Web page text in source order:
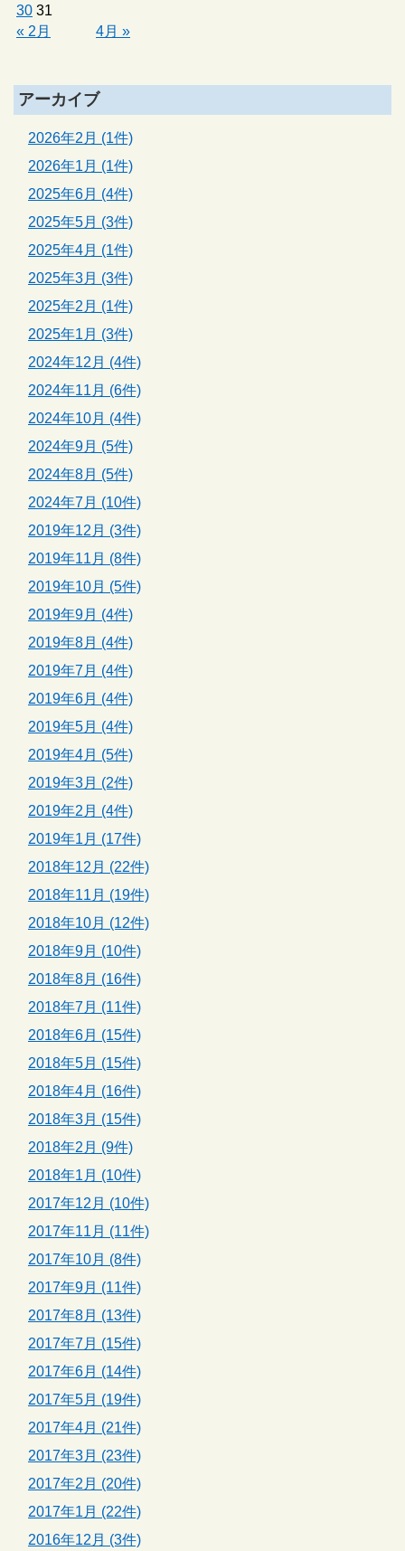
« 2月 4月 »
30 31
アーカイブ
2026年2月 (1件)
2026年1月 (1件)
2025年6月 (4件)
2025年5月 (3件)
2025年4月 (1件)
2025年3月 (3件)
2025年2月 (1件)
2025年1月 (3件)
2024年12月 (4件)
2024年11月 (6件)
2024年10月 (4件)
2024年9月 (5件)
2024年8月 (5件)
2024年7月 (10件)
2019年12月 (3件)
2019年11月 (8件)
2019年10月 (5件)
2019年9月 (4件)
2019年8月 (4件)
2019年7月 (4件)
2019年6月 (4件)
2019年5月 (4件)
2019年4月 (5件)
2019年3月 (2件)
2019年2月 (4件)
2019年1月 (17件)
2018年12月 (22件)
2018年11月 (19件)
2018年10月 (12件)
2018年9月 (10件)
2018年8月 (16件)
2018年7月 (11件)
2018年6月 (15件)
2018年5月 (15件)
2018年4月 (16件)
2018年3月 (15件)
2018年2月 (9件)
2018年1月 (10件)
2017年12月 (10件)
2017年11月 (11件)
2017年10月 (8件)
2017年9月 (11件)
2017年8月 (13件)
2017年7月 (15件)
2017年6月 (14件)
2017年5月 (19件)
2017年4月 (21件)
2017年3月 (23件)
2017年2月 (20件)
2017年1月 (22件)
2016年12月 (3件)